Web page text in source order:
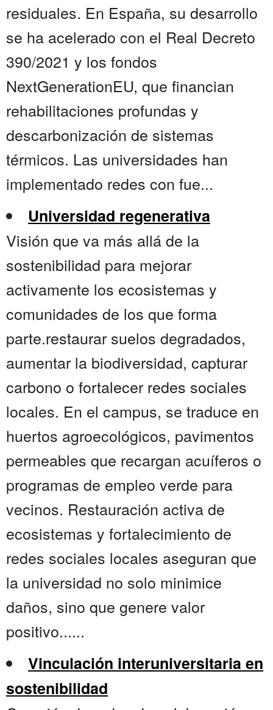
residuales. En España, su desarrollo
se ha acelerado con el Real Decreto
390/2021 y los fondos
NextGenerationEU, que financian
rehabilitaciones profundas y
descarbonización de sistemas
térmicos. Las universidades han
implementado redes con fue...
Universidad regenerativa
Visión que va más allá de la
sostenibilidad para mejorar
activamente los ecosistemas y
comunidades de los que forma
parte.restaurar suelos degradados,
aumentar la biodiversidad, capturar
carbono o fortalecer redes sociales
locales. En el campus, se traduce en
huertos agroecológicos, pavimentos
permeables que recargan acuíferos o
programas de empleo verde para
vecinos. Restauración activa de
ecosistemas y fortalecimiento de
redes sociales locales aseguran que
la universidad no solo minimice
daños, sino que genere valor
positivo......
Vinculación interuniversitaria en
sostenibilidad